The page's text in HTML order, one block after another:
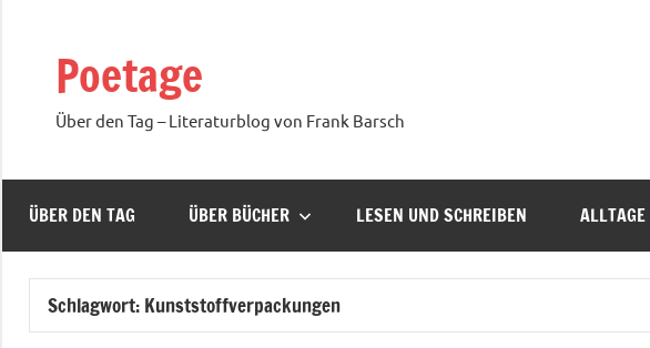
springenPoetage
Über den Tag – Literaturblog von Frank Barsch
ÜBER DEN TAG ÜBER BÜCHER LESEN UND SCHREIBEN ALLTAGE
Schlagwort: Kunststoffverpackungen